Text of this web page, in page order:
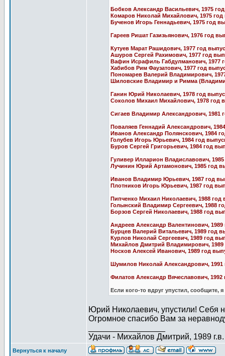
Бобков Александр Васильевич, 1975
Комаров Николай Михайлович, 1975 год
Бученов Игорь Геннадьевич, 1975 год
Гареев Ришат Газизьянович, 1976 год
Кутуев Марат Рашидович, 1977 год
Ашуров Сергей Рахимович, 1977 год
Вафин Исрафиль Габдулманович, 1977
Хабибов Рим Фаузатович, 1977 год
Пономарев Валерий Владимирович,
Шиловские Владимир и Римма
Ганин Юрий Николаевич, 1978 год
Соколов Михаил Михайлович, 1978 год
Сигаев Владимир Александрович, 1981
Поваляев Геннадий Александрович,
Иванов Александр Полянскович, 1984
Голубев Игорь Юрьевич, 1984 год
Буров Сергей Григорьевич, 1984 год
Гуливер Илларион Владиславович,
Лучинин Юрий Артамонович, 1985 год
Иванов Владимир Юрьевич, 1987 год
Плотников Игорь Юрьевич, 1987 год
Пипченко Михаил Николаевич, 1988 год
Голынский Владимир Сергеевич, 1988
Борзов Сергей Николаевич, 1988 год
Андреев Александр Валентинович, 1989
Бурцев Валерий Витальевич, 1989 год
Курлов Николай Сергеевич, 1989 год
Михайлов Дмитрий Владимирович, 1989
Носков Алексей Иванович, 1989 год
Шумилов Николай Александрович, 1991
Филатов Александр Вячеславович, 1992
Если кого-то вдруг упустил, сообщите,
Юрий Николаевич, упустили! Себя
Огромное спасибо Вам за
Удачи - Михайлов Дмитрий, 1989 г.в.
Вернуться к началу